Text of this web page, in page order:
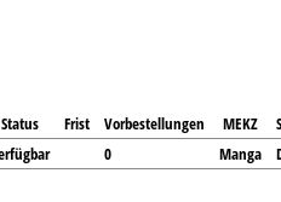
Status Frist Vorbestellungen MEKZ
0 Manga